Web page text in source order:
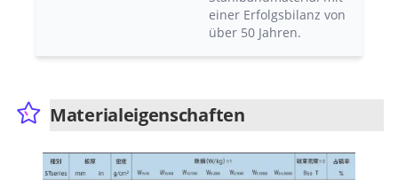
einer Erfolgsbilanz von
über 50 Jahren.
Materialeigenschaften